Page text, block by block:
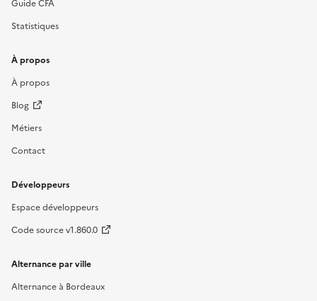
Statistiques
À propos
À propos
Blog
Métiers
Contact
Développeurs
Espace développeurs
Code source v1.860.0
Alternance par ville
Alternance à Bordeaux